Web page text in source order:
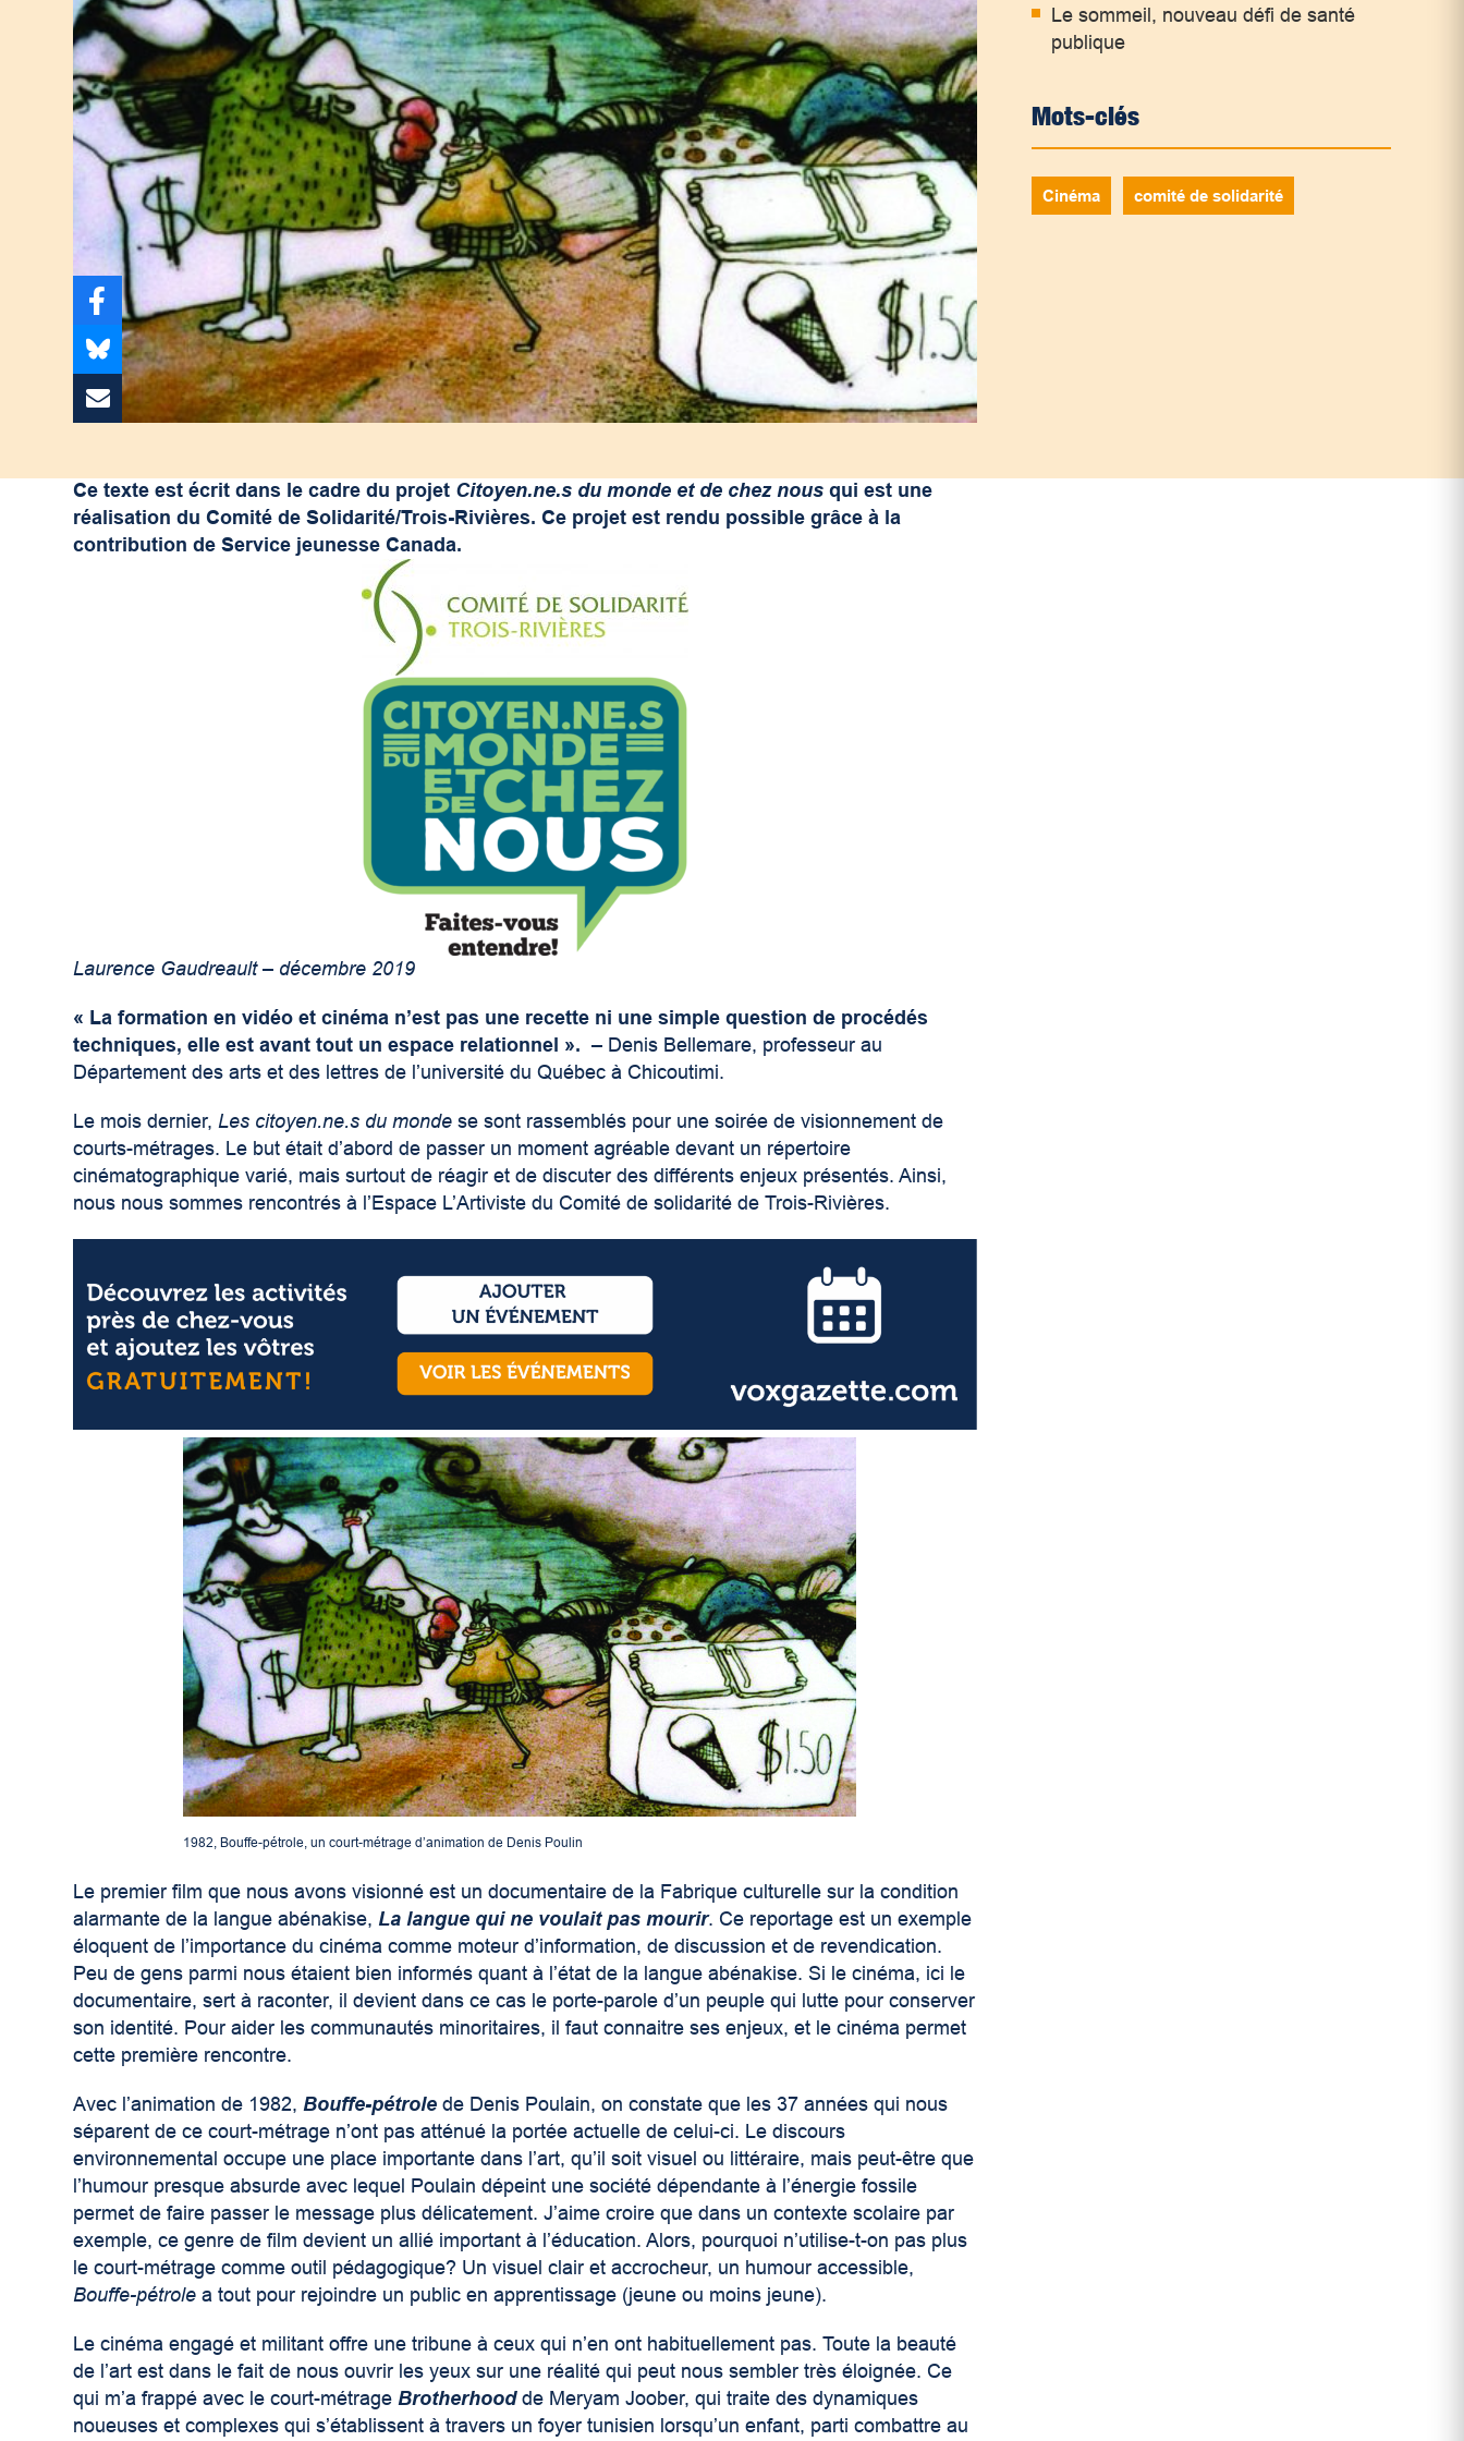
Ce texte est écrit dans le cadre du projet Citoyen.ne.s du monde et de chez nous qui est une
réalisation du Comité de Solidarité/Trois-Rivières. Ce projet est rendu possible grâce à la
contribution de Service jeunesse Canada.
Laurence Gaudreault – décembre 2019
« La formation en vidéo et cinéma n’est pas une recette ni une simple question de procédés
techniques, elle est avant tout un espace relationnel ». – Denis Bellemare, professeur au
Département des arts et des lettres de l’université du Québec à Chicoutimi.
Le mois dernier,Les citoyen.ne.s du mondese sont rassemblés pour une soirée de visionnement de
courts-métrages. Le but était d’abord de passer un moment agréable devant un répertoire
cinématographique varié, mais surtout de réagir et de discuter des différents enjeux présentés. Ainsi,
nous nous sommes rencontrés à l’Espace L’Artiviste du Comité de solidarité de Trois-Rivières.
1982, Bouffe-pétrole, un court-métrage d’animation de Denis Poulin
Le premier film que nous avons visionné est un documentaire de la Fabrique culturelle sur la condition
alarmante de la langue abénakise, La langue qui ne voulait pas mourir. Ce reportage est un exemple
éloquent de l’importance du cinéma comme moteur d’information, de discussion et de revendication.
Peu de gens parmi nous étaient bien informés quant à l’état de la langue abénakise. Si le cinéma, ici le
documentaire, sert à raconter, il devient dans ce cas le porte-parole d’un peuple qui lutte pour conserver
son identité. Pour aider les communautés minoritaires, il faut connaitre ses enjeux, et le cinéma permet
cette première rencontre.
Avec l’animation de 1982,Bouffe-pétrolede Denis Poulain, on constate que les 37 années qui nous
séparent de ce court-métrage n’ont pas atténué la portée actuelle de celui-ci. Le discours
environnemental occupe une place importante dans l’art, qu’il soit visuel ou littéraire, mais peut-être que
l’humour presque absurde avec lequel Poulain dépeint une société dépendante à l’énergie fossile
permet de faire passer le message plus délicatement. J’aime croire que dans un contexte scolaire par
exemple, ce genre de film devient un allié important à l’éducation. Alors, pourquoi n’utilise-t-on pas plus
le court-métrage comme outil pédagogique? Un visuel clair et accrocheur, un humour accessible,
Bouffe-pétrole a tout pour rejoindre un public en apprentissage (jeune ou moins jeune).
Le cinéma engagé et militant offre une tribune à ceux qui n’en ont habituellement pas. Toute la beauté
de l’art est dans le fait de nous ouvrir les yeux sur une réalité qui peut nous sembler très éloignée. Ce
qui m’a frappé avec le court-métrageBrotherhoodde Meryam Joober, qui traite des dynamiques
noueuses et complexes qui s’établissent à travers un foyer tunisien lorsqu’un enfant, parti combattre au
Le sommeil, nouveau défi de santé
publique
Mots-clés
Cinéma comité de solidarité